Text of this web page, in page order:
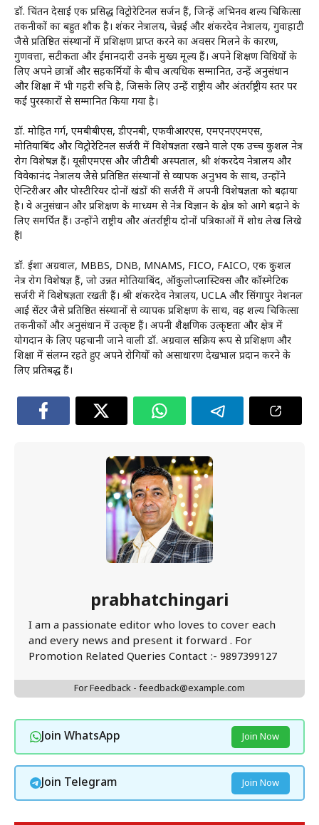
डॉ. चिंतन देसाई एक प्रसिद्ध विट्रोरेटिनल सर्जन हैं, जिन्हें अभिनव शल्य चिकित्सा
तकनीकों का बहुत शौक है। शंकर नेत्रालय, चेन्नई और शंकरदेव नेत्रालय, गुवाहाटी
जैसे प्रतिष्ठित संस्थानों में प्रशिक्षण प्राप्त करने का अवसर मिलने के कारण,
गुणवत्ता, सटीकता और ईमानदारी उनके मुख्य मूल्य हैं। अपने शिक्षण विधियों के
लिए अपने छात्रों और सहकर्मियों के बीच अत्यधिक सम्मानित, उन्हें अनुसंधान
और शिक्षा में भी गहरी रुचि है, जिसके लिए उन्हें राष्ट्रीय और अंतर्राष्ट्रीय स्तर पर
कई पुरस्कारों से सम्मानित किया गया है।
डॉ. मोहित गर्ग, एमबीबीएस, डीएनबी, एफवीआरएस, एमएनएएमएस,
मोतियाबिंद और विट्रोरेटिनल सर्जरी में विशेषज्ञता रखने वाले एक उच्च कुशल नेत्र
रोग विशेषज्ञ हैं। यूसीएमएस और जीटीबी अस्पताल, श्री शंकरदेव नेत्रालय और
विवेकानंद नेत्रालय जैसे प्रतिष्ठित संस्थानों से व्यापक अनुभव के साथ, उन्होंने
ऐन्टिरीअर और पोस्टीरियर दोनों खंडों की सर्जरी में अपनी विशेषज्ञता को बढ़ाया
है। वे अनुसंधान और प्रशिक्षण के माध्यम से नेत्र विज्ञान के क्षेत्र को आगे बढ़ाने के
लिए समर्पित हैं। उन्होंने राष्ट्रीय और अंतर्राष्ट्रीय दोनों पत्रिकाओं में शोध लेख लिखे
हैंl
डॉ. ईशा अग्रवाल, MBBS, DNB, MNAMS, FICO, FAICO, एक कुशल
नेत्र रोग विशेषज्ञ हैं, जो उन्नत मोतियाबिंद, ऑकुलोप्लास्टिक्स और कॉस्मेटिक
सर्जरी में विशेषज्ञता रखती हैं। श्री शंकरदेव नेत्रालय, UCLA और सिंगापुर नेशनल
आई सेंटर जैसे प्रतिष्ठित संस्थानों से व्यापक प्रशिक्षण के साथ, वह शल्य चिकित्सा
तकनीकों और अनुसंधान में उत्कृष्ट हैं। अपनी शैक्षणिक उत्कृष्टता और क्षेत्र में
योगदान के लिए पहचानी जाने वाली डॉ. अग्रवाल सक्रिय रूप से प्रशिक्षण और
शिक्षा में संलग्न रहते हुए अपने रोगियों को असाधारण देखभाल प्रदान करने के
लिए प्रतिबद्ध हैं।
prabhatchingari
I am a passionate editor who loves to cover each
and every news and present it forward . For
Promotion Related Queries Contact :- 9897399127
For Feedback - feedback@example.com
Join WhatsApp Join Now
Join Telegram Join Now